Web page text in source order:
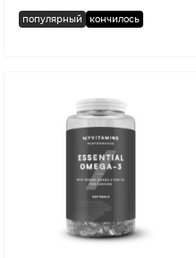
популярный кончилось